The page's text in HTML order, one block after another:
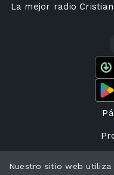
La mejor radio
Nuestro sitio web